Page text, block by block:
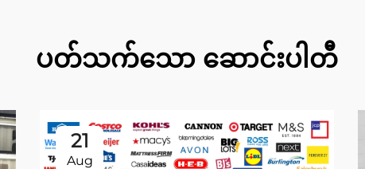
ပတ်သက်သော ဆောင်းပါတီ
21
Aug